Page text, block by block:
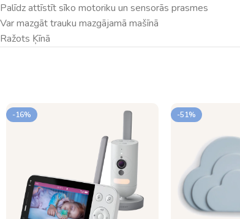
Palīdz attīstīt sīko motoriku un sensorās prasmes
Var mazgāt trauku mazgājamā mašīnā
Ražots Ķīnā
-16% -51%